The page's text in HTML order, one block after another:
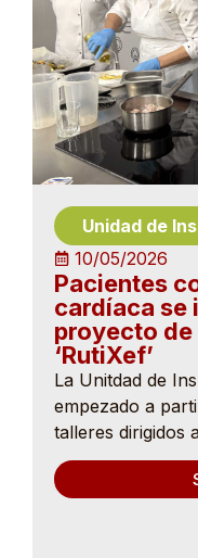
Unidad de
10/05/2026
Pacientes
cardíaca se
proyecto
‘RutiXef’
La Unitdad de
empezado a
talleres dirigidos